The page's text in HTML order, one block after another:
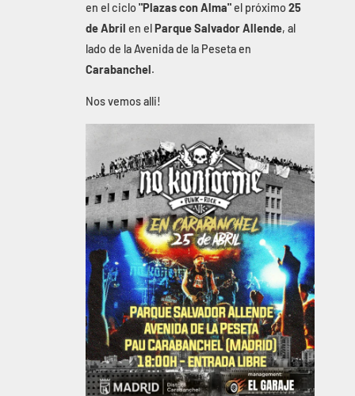
en el ciclo"Plazas con Alma"el próximo25
de Abril en elParque Salvador Allende, al
lado de la Avenida de la Peseta en
Carabanchel.
Nos vemos alli!